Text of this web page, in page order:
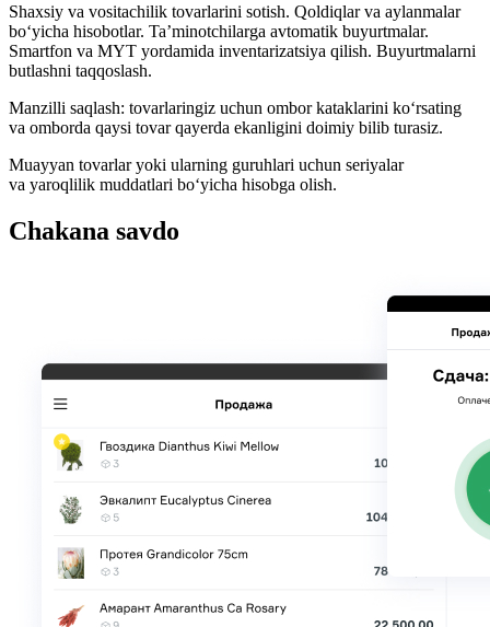
Shaxsiy va vositachilik tovarlarini sotish. Qoldiqlar va aylanmalar
bo‘yicha hisobotlar. Ta’minotchilarga avtomatik buyurtmalar.
Smartfon va MYT yordamida inventarizatsiya qilish. Buyurtmalarni
butlashni taqqoslash.
Manzilli saqlash: tovarlaringiz uchun ombor kataklarini ko‘rsating
va omborda qaysi tovar qayerda ekanligini doimiy bilib turasiz.
Muayyan tovarlar yoki ularning guruhlari uchun seriyalar
va yaroqlilik muddatlari bo‘yicha hisobga olish.
Chakana savdo